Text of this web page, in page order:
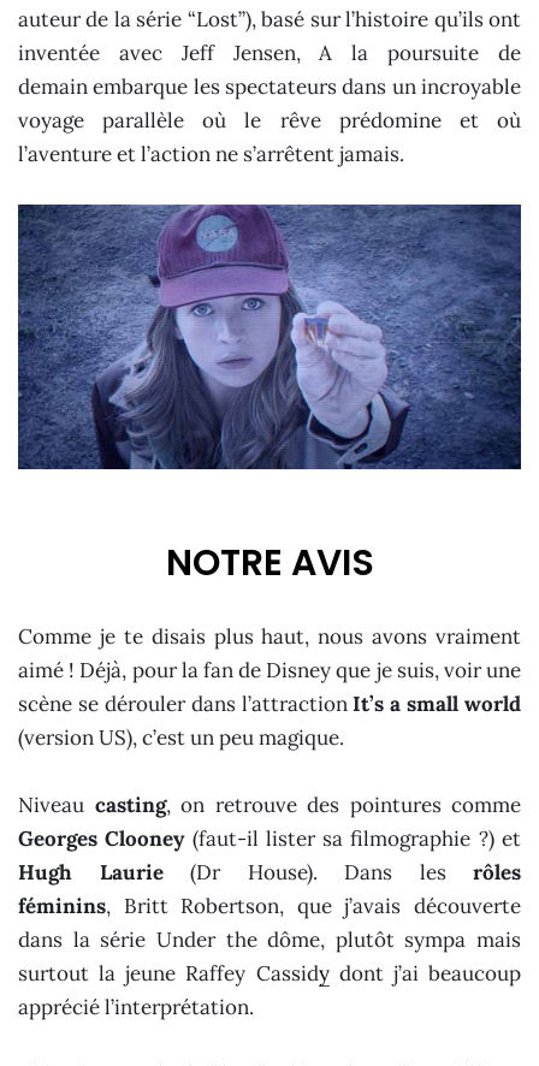
auteur de la série “Lost”), basé sur l’histoire qu’ils ont
inventée avec Jeff Jensen, A la poursuite de
demain embarque les spectateurs dans un incroyable
voyage parallèle où le rêve prédomine et où
l’aventure et l’action ne s’arrêtent jamais.
NOTRE AVIS
Comme je te disais plus haut, nous avons vraiment
aimé ! Déjà, pour la fan de Disney que je suis, voir une
scène se dérouler dans l’attractionIt’s a small world
(version US), c’est un peu magique.
Niveau casting, on retrouve des pointures comme
Georges Clooney(faut-il lister sa filmographie ?) et
Hugh Laurie(Dr House). Dans les rôles
féminins, Britt Robertson, que j’avais découverte
dans la série Under the dôme, plutôt sympa mais
surtout la jeune Raffey Cassidydont j’ai beaucoup
apprécié l’interprétation.